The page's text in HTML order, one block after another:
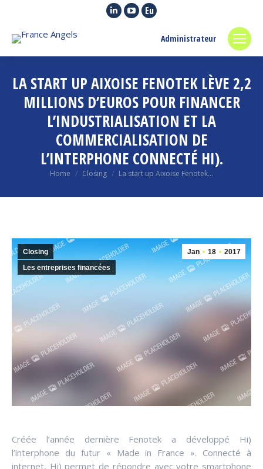
Linkedin
in
window
YouTube
in
window
Euroquity
opens
in
window
Administrateur
LA START UP AIXOISE FENOTEK LÈVE 2,2
MILLIONS D’EUROS POUR FINANCER
L’INDUSTRIALISATION ET LA
COMMERCIALISATION DE
L’INTERPHONE CONNECTÉ HI).
You are here:
Home Closing La start up Aixoise Fenotek…
Jan 18 2017
Closing
Les entreprises financées
Créée l’année dernière Fenotek a développé Hi)
l’interphone du futur « Made in France ». Connecté à
internet, Hi) permet de répondre avec votre smartphone